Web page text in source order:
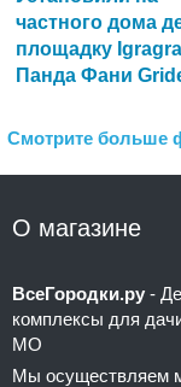
частного дома
площадку
Панда Фани
Смотрите больше
О магазине
ВсеГородки.ру -
комплексы для
МО
Мы осуществляем